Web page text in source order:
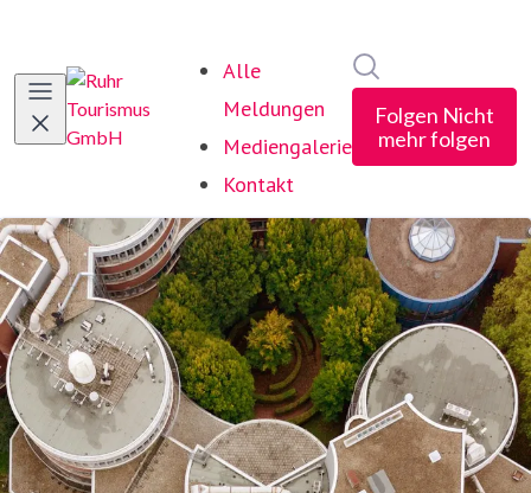
Alle
Meldungen
Mediengalerie
Kontakt
Folgen Nicht
mehr folgen